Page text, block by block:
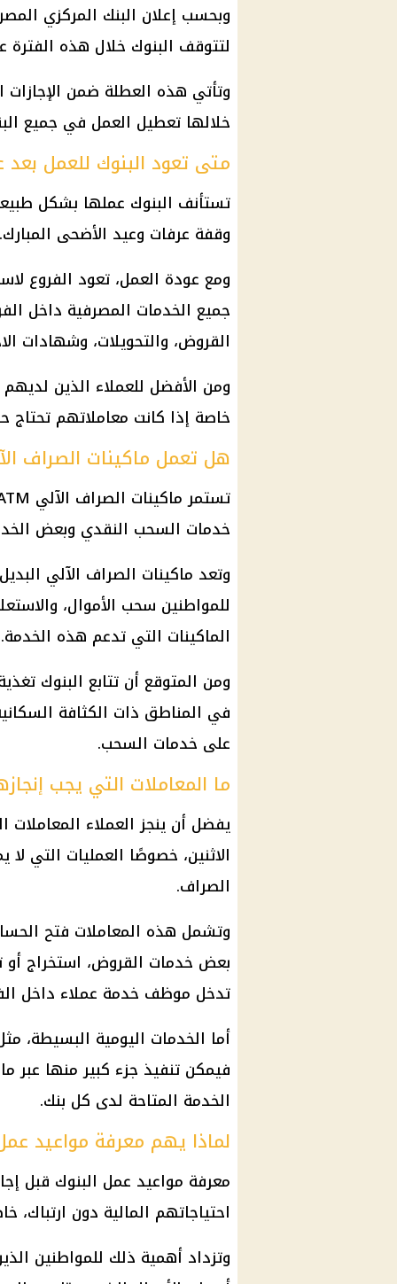
وبحسب إعلان البنك المركزي
لتتوقف البنوك خلال هذه الفترة
وتأتي هذه العطلة ضمن
خلالها تعطيل العمل في جميع
متى تعود البنوك للعمل
تستأنف البنوك عملها بشكل طبيعي صباح
وقفة عرفات وعيد الأضحى المبارك.
ومع عودة العمل، تعود الفروع
جميع الخدمات المصرفية داخل
القروض، والتحويلات، وشهادات
ومن الأفضل للعملاء الذين
خاصة إذا كانت معاملاتهم تحتاج
هل تعمل ماكينات الصراف
تستمرماكينات الصراف الآلي
خدمات السحب النقدي وبعض
وتعد ماكينات الصراف الآلي
للمواطنين سحب الأموال،
الماكينات التي تدعم هذه الخدمة.
ومن المتوقع أن تتابع البنوك
في المناطق ذات الكثافة
على خدمات السحب.
ما المعاملات التي يجب
يفضل أن ينجز العملاء
الاثنين، خصوصًا العمليات التي لا
الصراف.
وتشمل هذه المعاملات فتح
بعض خدمات القروض، استخراج أو
تدخل موظف خدمة عملاء داخل
أما الخدمات اليومية البسيطة،
فيمكن تنفيذ جزء كبير منها عبر
الخدمة المتاحة لدى كل بنك.
لماذا يهم معرفة مواعيد
معرفة مواعيد عمل البنوك قبل
احتياجاتهم المالية دون ارتباك،
وتزداد أهمية ذلك للمواطنين